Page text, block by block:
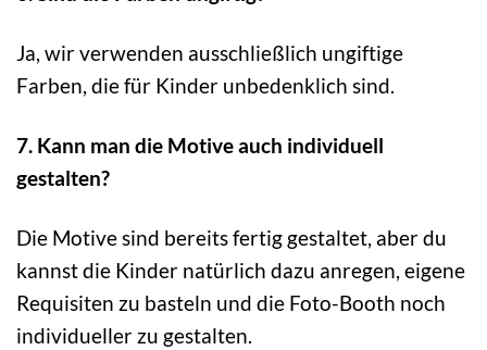
Ja, wir verwenden ausschließlich ungiftige
Farben, die für Kinder unbedenklich sind.
7. Kann man die Motive auch individuell
gestalten?
Die Motive sind bereits fertig gestaltet, aber du
kannst die Kinder natürlich dazu anregen, eigene
Requisiten zu basteln und die Foto-Booth noch
individueller zu gestalten.